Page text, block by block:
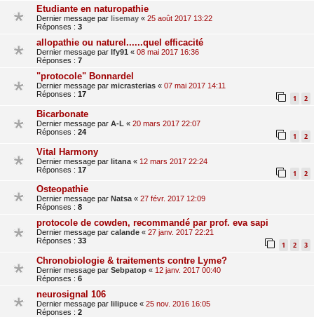
Etudiante en naturopathie
Dernier message par lisemay « 25 août 2017 13:22
Réponses : 3
allopathie ou naturel......quel efficacité
Dernier message par Ify91 « 08 mai 2017 16:36
Réponses : 7
"protocole" Bonnardel
Dernier message par micrasterias « 07 mai 2017 14:11
Réponses : 17 1 2
Bicarbonate
Dernier message par A-L « 20 mars 2017 22:07
Réponses : 24 1 2
Vital Harmony
Dernier message par litana « 12 mars 2017 22:24
Réponses : 17 1 2
Osteopathie
Dernier message par Natsa « 27 févr. 2017 12:09
Réponses : 8
protocole de cowden, recommandé par prof. eva sapi
Dernier message par calande « 27 janv. 2017 22:21
Réponses : 33 1 2 3
Chronobiologie & traitements contre Lyme?
Dernier message par Sebpatop « 12 janv. 2017 00:40
Réponses : 6
neurosignal 106
Dernier message par lilipuce « 25 nov. 2016 16:05
Réponses : 2